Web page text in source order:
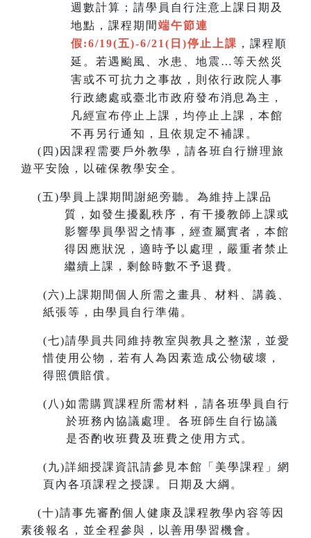
週數計算；請學員自行注意上課日期及
地點，課程期間 端午節連
假:6/19(五)-6/21(日)停止上課 ，課程順
延。若遇颱風、水患、地震…等天然災
害或不可抗力之事故，則依行政院人事
行政總處或臺北市政府發布消息為主，
凡經宣布停止上課，均停止上課，本館
不再另行通知，且依規定不補課。
( 四)因課程需要戶外教學，請各班自行辦理旅
遊平安險，以確保教學安全。
(五)學員上課期間謝絕旁聽。為維持上課品
質，如發生擾亂秩序，有干擾教師上課或
影響學員學習之情事，經查屬實者，本館
得因應狀況，適時予以處理，嚴重者禁止
繼續上課，剩餘時數不予退費。
(六)上課期間個人所需之畫具、材料、講義、
紙張等，由學員自行準備。
(七)請學員共同維持教室與教具之整潔，並愛
惜使用公物，若有人為因素造成公物破壞，
得照價賠償。
( 八)如需購買課程所需材料，請各班學員自行
於班務內協議處理。各班師生自行協議
是否酌收班費及班費之使用方式。
(九)詳細授課資訊請參見本館「美學課程」網
頁內各項課程之授課。
日期及大綱。
(十)請事先審酌個人健康及課程教學內容等因
素後報名，並全程參與，以善用學習機會。